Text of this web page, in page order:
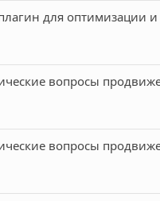
для оптимизации
вопросы
вопросы